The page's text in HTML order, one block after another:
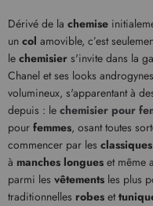
Dérivé de la chemise
un col amovible, c’est
le chemisier s'invite dans la
Chanel et ses looks
volumineux, s'apparentant à
depuis : le chemisier pour
pour femmes, osant toutes
commencer par les
à manches longues et même
parmi les vêtements les plus
traditionnelles robes et